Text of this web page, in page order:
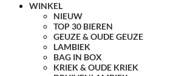
WINKEL
NIEUW
TOP 30 BIEREN
GEUZE & OUDE GEUZE
LAMBIEK
BAG IN BOX
KRIEK & OUDE KRIEK